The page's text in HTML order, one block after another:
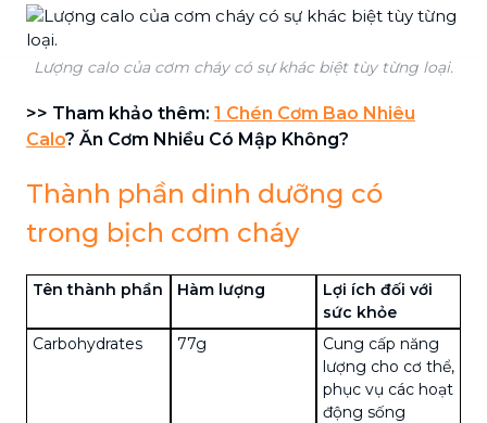
Lượng calo của cơm cháy có sự khác biệt tùy từng loại.
>> Tham khảo thêm: 1 Chén Cơm Bao Nhiêu
Calo? Ăn Cơm Nhiều Có Mập Không?
Thành phần dinh dưỡng có
trong bịch cơm cháy
Tên thành phần Hàm lượng
Lợi ích đối với
sức khỏe
Carbohydrates
77g
Cung cấp năng
lượng cho cơ thể,
phục vụ các hoạt
động sống